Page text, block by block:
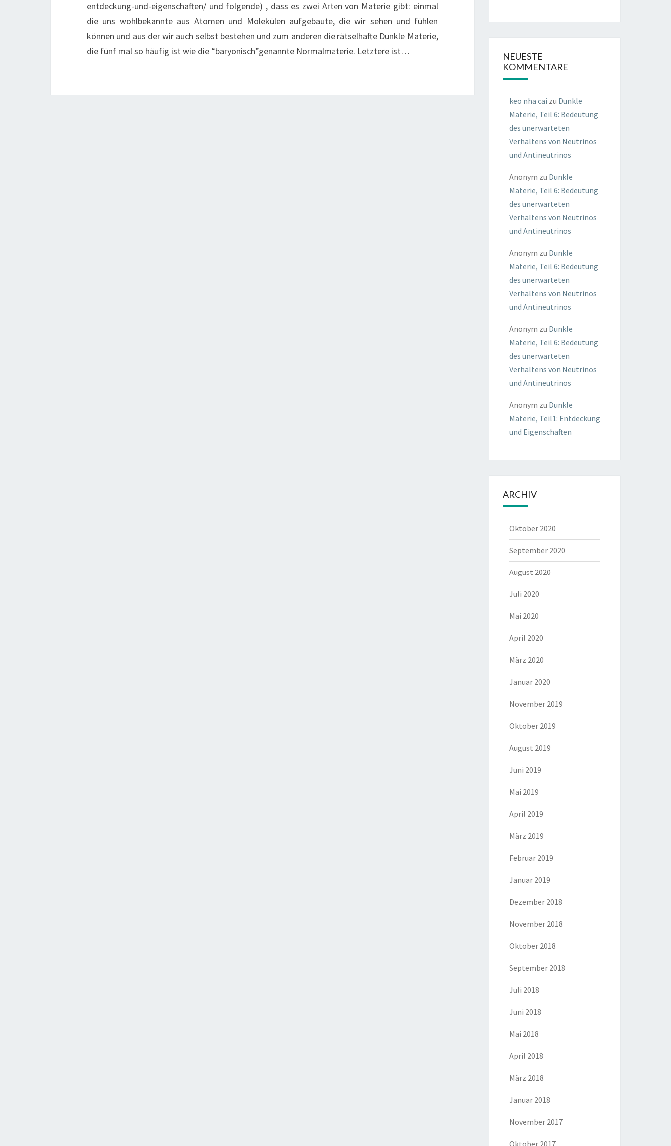
entdeckung-und-eigenschaften/ und folgende) , dass es zwei Arten von Materie gibt: einmal
die uns wohlbekannte aus Atomen und Molekülen aufgebaute, die wir sehen und fühlen
können und aus der wir auch selbst bestehen und zum anderen die rätselhafte Dunkle Materie,
die fünf mal so häufig ist wie die “baryonisch”genannte Normalmaterie. Letztere ist…
NEUESTE
KOMMENTARE
keo nha cai zu Dunkle
Materie, Teil 6: Bedeutung
des unerwarteten
Verhaltens von Neutrinos
und Antineutrinos
Anonym zu Dunkle
Materie, Teil 6: Bedeutung
des unerwarteten
Verhaltens von Neutrinos
und Antineutrinos
Anonym zu Dunkle
Materie, Teil 6: Bedeutung
des unerwarteten
Verhaltens von Neutrinos
und Antineutrinos
Anonym zu Dunkle
Materie, Teil 6: Bedeutung
des unerwarteten
Verhaltens von Neutrinos
und Antineutrinos
Anonym zu Dunkle
Materie, Teil1: Entdeckung
und Eigenschaften
ARCHIV
Oktober 2020
September 2020
August 2020
Juli 2020
Mai 2020
April 2020
März 2020
Januar 2020
November 2019
Oktober 2019
August 2019
Juni 2019
Mai 2019
April 2019
März 2019
Februar 2019
Januar 2019
Dezember 2018
November 2018
Oktober 2018
September 2018
Juli 2018
Juni 2018
Mai 2018
April 2018
März 2018
Januar 2018
November 2017
Oktober 2017